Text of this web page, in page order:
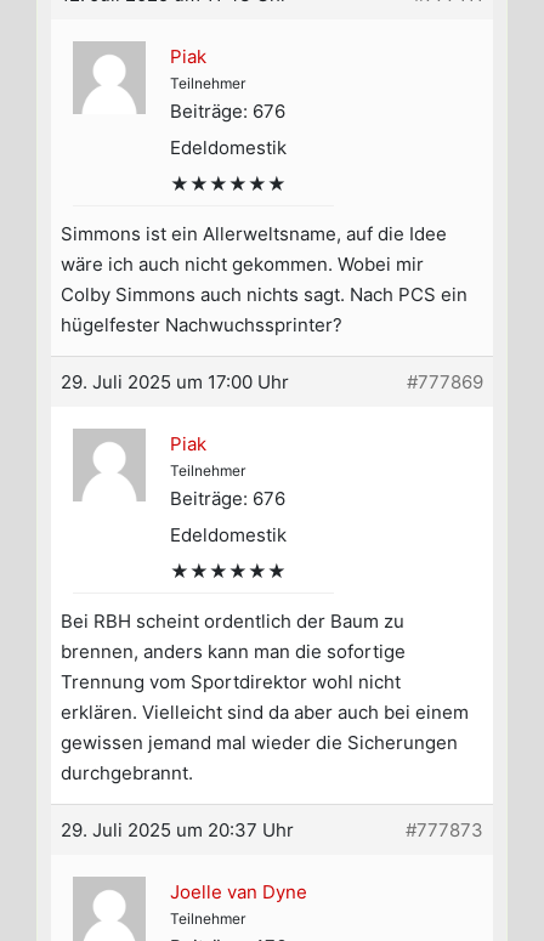
Piak
Teilnehmer
Beiträge: 676
Edeldomestik
★★★★★★
Simmons ist ein Allerweltsname, auf die Idee
wäre ich auch nicht gekommen. Wobei mir
Colby Simmons auch nichts sagt. Nach PCS ein
hügelfester Nachwuchssprinter?
29. Juli 2025 um 17:00 Uhr #777869
Piak
Teilnehmer
Beiträge: 676
Edeldomestik
★★★★★★
Bei RBH scheint ordentlich der Baum zu
brennen, anders kann man die sofortige
Trennung vom Sportdirektor wohl nicht
erklären. Vielleicht sind da aber auch bei einem
gewissen jemand mal wieder die Sicherungen
durchgebrannt.
29. Juli 2025 um 20:37 Uhr #777873
Joelle van Dyne
Teilnehmer